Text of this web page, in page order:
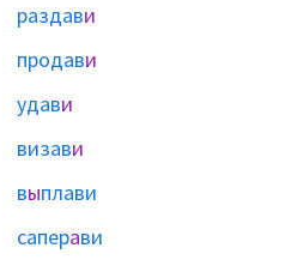
раздави
продави
удави
визави
выплави
саперави